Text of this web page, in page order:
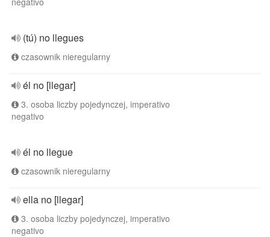
(tú) no llegues
czasownik nieregularny
él no [llegar]
3. osoba liczby pojedynczej, imperativo
negativo
él no llegue
czasownik nieregularny
ella no [llegar]
3. osoba liczby pojedynczej, imperativo
negativo